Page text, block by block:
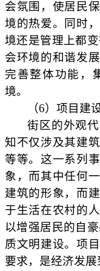
会氛围，使居民
境的热爱。同时
境还是管理上都变
会环境的和谐发
完善整体功能，
境。
（6）项目建
街区的外观
知不仅涉及其建
等等。这一系列
象，而其中任何
建筑的形象，而
于生活在农村的
以增强居民的自豪
质文明建设。项
要求，是经济发展